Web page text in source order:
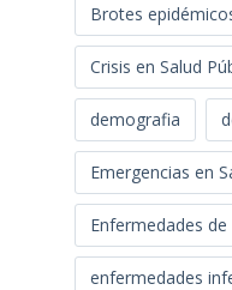
Brotes
Crisis en Salud
demografia
Emergencias en
Enfermedades
enfermedades